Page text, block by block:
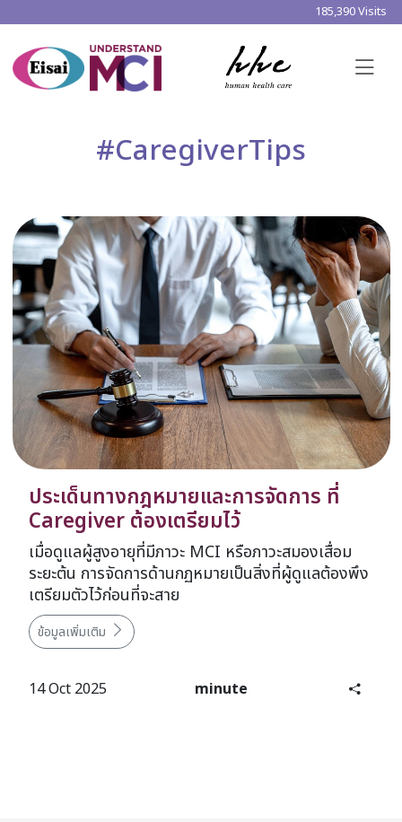
185,390 Visits
#CaregiverTips
ประเด็นทางกฎหมายและการจัดการ ที่
Caregiver ต้องเตรียมไว้
เมื่อดูแลผู้สูงอายุที่มีภาวะ MCI หรือภาวะสมองเสื่อม
ระยะต้น การจัดการด้านกฏหมายเป็นสิ่งที่ผู้ดูแลต้องพึง
เตรียมตัวไว้ก่อนที่จะสาย
ข้อมูลเพิ่มเติม
14 Oct 2025 minute